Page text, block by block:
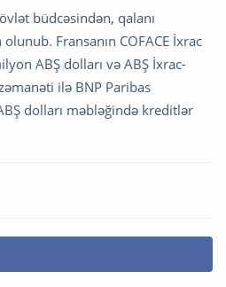
büdcəsindən, qalanı
Fransanın COFACE İxrac
ABŞ dolları və ABŞ İxrac-
ilə BNP Paribas
dolları məbləğində kreditlər